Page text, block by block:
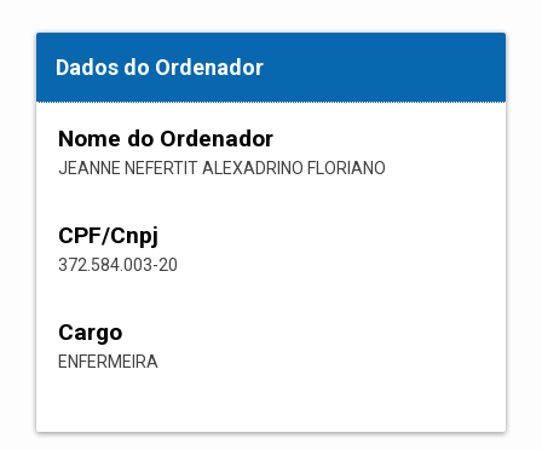
Dados do Ordenador
Nome do Ordenador
JEANNE NEFERTIT ALEXADRINO FLORIANO
CPF/Cnpj
372.584.003-20
Cargo
ENFERMEIRA